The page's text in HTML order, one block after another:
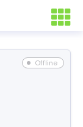
Offline